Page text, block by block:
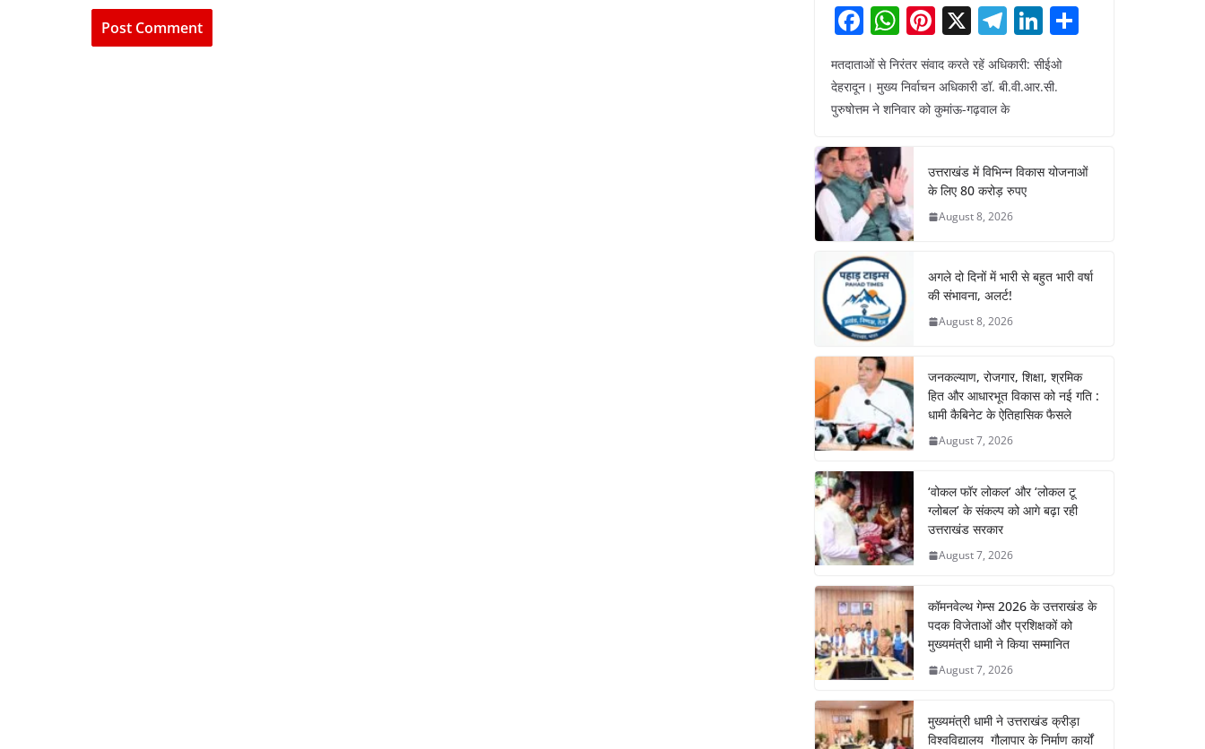
F
a
c
e
o
o
k
W
h
at
s
p
p
Pi
er
e
X T
el
e
gr
m
Li
n
k
n
मतदाताओं से निरंतर संवाद करते रहें अधिकारी: सीईओ
देहरादून। मुख्य निर्वाचन अधिकारी डॉ. बी.वी.आर.सी.
पुरुषोत्तम ने शनिवार को कुमांऊ-गढ़वाल के
उत्तराखंड में विभिन्न विकास योजनाओं
के लिए 80 करोड़ रुपए
August 8, 2026
अगले दो दिनों में भारी से बहुत भारी वर्षा
की संभावना, अलर्ट!
August 8, 2026
जनकल्याण, रोजगार, शिक्षा, श्रमिक
हित और आधारभूत विकास को नई गति :
धामी कैबिनेट के ऐतिहासिक फैसले
August 7, 2026
‘वोकल फॉर लोकल’ और ‘लोकल टू
ग्लोबल’ के संकल्प को आगे बढ़ा रही
उत्तराखंड सरकार
August 7, 2026
कॉमनवेल्थ गेम्स 2026 के उत्तराखंड के
पदक विजेताओं और प्रशिक्षकों को
मुख्यमंत्री धामी ने किया सम्मानित
August 7, 2026
मुख्यमंत्री धामी ने उत्तराखंड क्रीड़ा
विश्वविद्यालय गौलापार के निर्माण कार्यों